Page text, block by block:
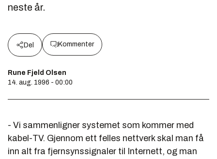
neste år.
Del Kommenter
Rune Fjeld Olsen
14. aug. 1996 - 00:00
- Vi sammenligner systemet som kommer med
kabel-TV. Gjennom ett felles nettverk skal man få
inn alt fra fjernsynssignaler til Internett, og man